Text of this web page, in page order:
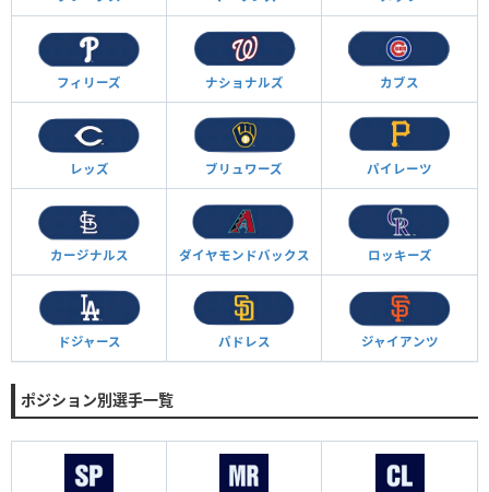
フィリーズ ナショナルズ カブス
レッズ ブリュワーズ パイレーツ
カージナルス ダイヤモンドバックス ロッキーズ
ドジャース パドレス ジャイアンツ
ポジション別選手一覧